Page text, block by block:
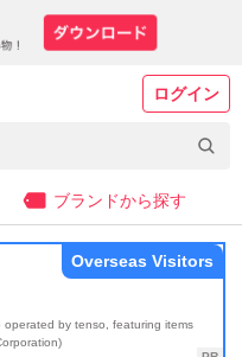
ログイン
ブランドから探す
operated by tenso, featuring items
Overseas Visitors